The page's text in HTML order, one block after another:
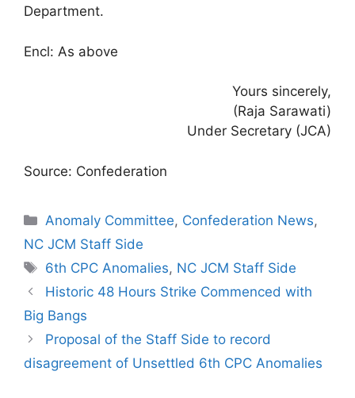
Department.
Encl: As above
Yours sincerely,
(Raja Sarawati)
Under Secretary (JCA)
Source: Confederation
Categories
Anomaly Committee, Confederation News,
NC JCM Staff Side
Tags
6th CPC Anomalies, NC JCM Staff Side
Historic 48 Hours Strike Commenced with
Big Bangs
Proposal of the Staff Side to record
disagreement of Unsettled 6th CPC Anomalies